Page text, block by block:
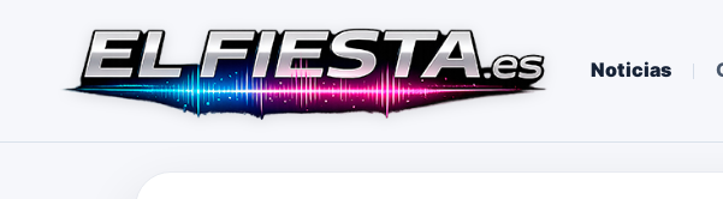
Noticias